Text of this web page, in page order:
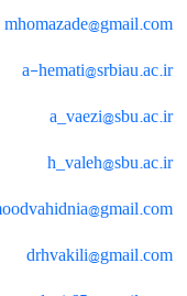
mhomazade@gmail.com
a-hemati@srbiau.ac.ir
a_vaezi@sbu.ac.ir
h_valeh@sbu.ac.ir
drhvakili@gmail.com